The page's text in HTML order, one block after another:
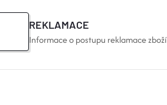
REKLAMACE
Informace o postupu reklamace zboží